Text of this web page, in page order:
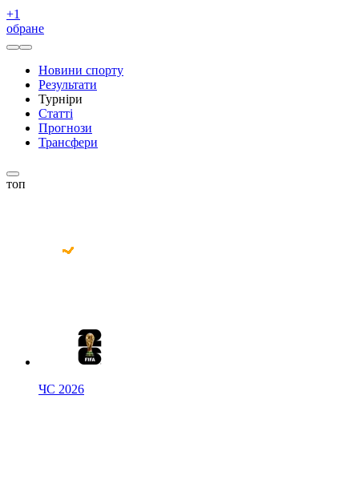
+1
обране
Новини спорту
Результати
Турніри
Статті
Прогнози
Трансфери
топ
ЧС 2026